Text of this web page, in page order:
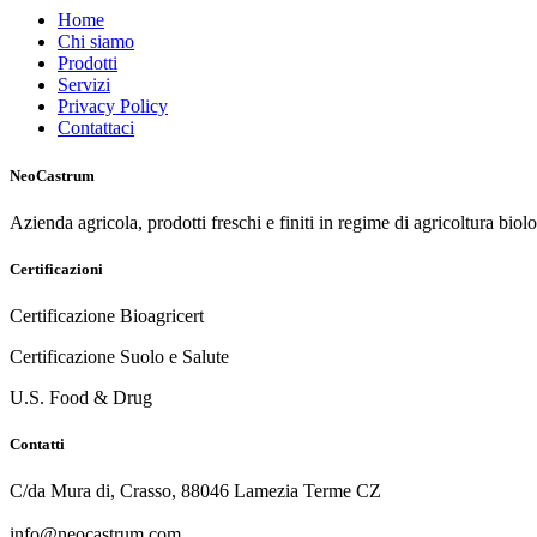
Home
Chi siamo
Prodotti
Servizi
Privacy Policy
Contattaci
NeoCastrum
Azienda agricola, prodotti freschi e finiti in regime di agricoltura
Certificazioni
Certificazione Bioagricert
Certificazione Suolo e Salute
U.S. Food & Drug
Contatti
C/da Mura di, Crasso, 88046 Lamezia Terme CZ